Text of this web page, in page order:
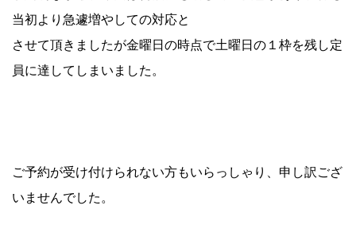
当初より急遽増やしての対応と
させて頂きましたが金曜日の時点で土曜日の１枠を残し定
員に達してしまいました。
ご予約が受け付けられない方もいらっしゃり、申し訳ござ
いませんでした。